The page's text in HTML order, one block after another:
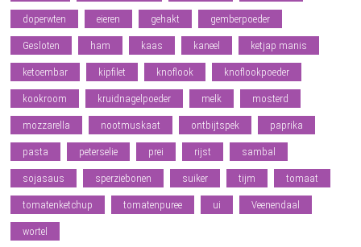
doperwten eieren gehakt gemberpoeder
Gesloten ham kaas kaneel ketjap manis
ketoembar kipfilet knoflook knoflookpoeder
kookroom kruidnagelpoeder melk mosterd
mozzarella nootmuskaat ontbijtspek paprika
pasta peterselie prei rijst sambal
sojasaus sperziebonen suiker tijm tomaat
tomatenketchup tomatenpuree ui Veenendaal
wortel